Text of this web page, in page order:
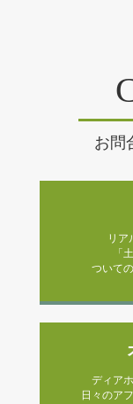
お問
リア
「
ついて
ディア
日々のア